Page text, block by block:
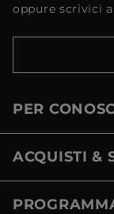
oppure scrivici
PER
ACQUISTI &